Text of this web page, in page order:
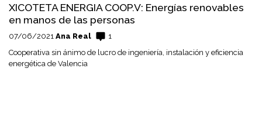
XICOTETA ENERGIA COOP.V: Energías renovables
en manos de las personas
07/06/2021 Ana Real
1
Cooperativa sin ánimo de lucro de ingeniería, instalación y eficiencia
energética de Valencia